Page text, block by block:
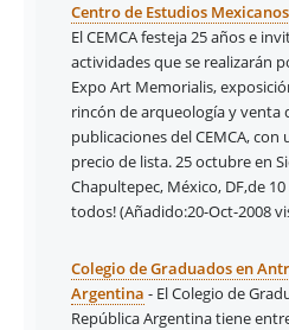
Centro de Estudios
El CEMCA festeja 25 años e
actividades que se realizarán
Expo Art Memorialis,
rincón de arqueología y venta
publicaciones del CEMCA,
precio de lista. 25 octubre en
Chapultepec, México, DF,de
todos!(Añadido:20-Oct-2008
Colegio de Graduados en
Argentina - El Colegio de
República Argentina tiene